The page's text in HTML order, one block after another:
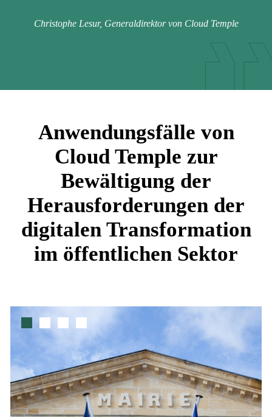
Christophe Lesur, Generaldirektor von Cloud Temple
Anwendungsfälle von
Cloud Temple zur
Bewältigung der
Herausforderungen der
digitalen Transformation
im öffentlichen Sektor